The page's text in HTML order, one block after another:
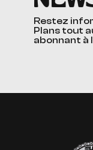
Restez
Plans tout
abonnant à
The